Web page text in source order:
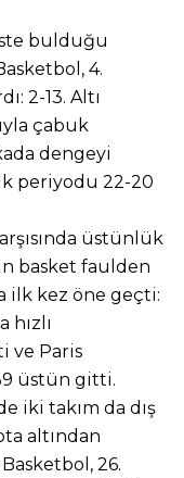
bulduğu
4.
2-13. Altı
çabuk
dengeyi
periyodu 22-20
üstünlük
basket faulden
ilk kez öne geçti:
hızlı
ve Paris
üstün gitti.
iki takım da dış
altından
26.